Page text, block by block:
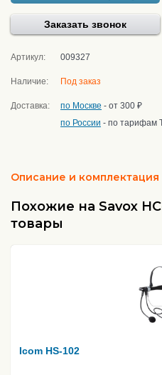
Заказать звонок
Артикул: 009327
Наличие: Под заказ
Доставка: по Москве - от 300 ₽
по России - по тарифам
Описание и комплектация
Похожие на Savox
товары
Icom HS-102